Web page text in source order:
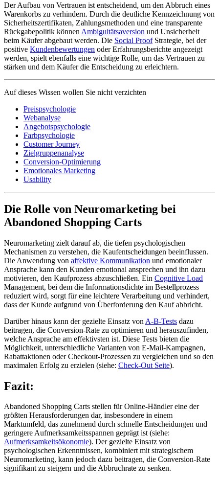
Der Aufbau von Vertrauen ist entscheidend, um den Abbruch eines
Warenkorbs zu verhindern. Durch die deutliche Kennzeichnung von
Sicherheitszertifikaten, Zahlungsmethoden und eine transparente
Rückgabepolitik können Ambiguitätsaversion und Unsicherheit
beim Käufer abgebaut werden. Die Social ProofStrategie, bei der
positive Kundenbewertungen oder Erfahrungsberichte angezeigt
werden, spielt ebenfalls eine wichtige Rolle, um das Vertrauen zu
stärken und dem Käufer die Entscheidung zu erleichtern.
Auf dieses Wissen wollen Sie nicht verzichten
Preispsychologie
Webanalyse
Angebotspsychologie
Farbpsychologie
Customer Journey
Zielgruppenanalyse
Conversion-Optimierung
Emotionales Marketing
Usability
Die Rolle von Neuromarketing bei
Abandoned Shopping Carts
Neuromarketing zielt darauf ab, die tiefen psychologischen
Mechanismen zu verstehen, die Kaufentscheidungen beeinflussen.
Die Anwendung von affektive Kommunikation und emotionaler
Ansprache kann den Kunden emotional ansprechen und ihn dazu
motivieren, den Kaufprozess abzuschließen. Ein Cognitive Load
Management, bei dem die Informationsdichte im Bestellprozess
reduziert wird, sorgt für eine leichtere Verarbeitung und verhindert,
dass der Kunde aufgrund von Überforderung den Kauf abbricht.
Darüber hinaus kann der gezielte Einsatz von A-B-Tests dazu
beitragen, die Conversion-Rate zu optimieren und herauszufinden,
welche Ansprache am effektivsten ist. Diese Tests bieten die
Möglichkeit, unterschiedliche Varianten von E-Mail-Kampagnen,
Rabattaktionen oder Checkout-Prozessen zu vergleichen und so den
maximalen Erfolg zu erzielen (siehe: Check-Out Seite).
Fazit:
Abandoned Shopping Carts stellen für Online-Händler eine der
größten Herausforderungen dar, insbesondere in einem
Marktumfeld, das zunehmend durch schnelle Entscheidungen und
geringere Aufmerksamkeitsspannen geprägt ist (siehe:
Aufmerksamkeitsökonomie). Der gezielte Einsatz von
psychologischen Erkenntnissen, kombiniert mit strategischem
Neuromarketing, kann jedoch dazu beitragen, die Conversion-Rate
signifikant zu steigern und die Abbruchrate zu senken.